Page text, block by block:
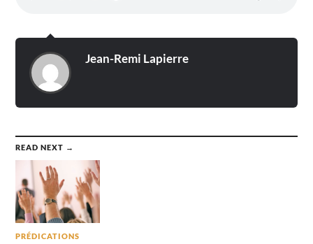
Jean-Remi Lapierre
READ NEXT →
PRÉDICATIONS